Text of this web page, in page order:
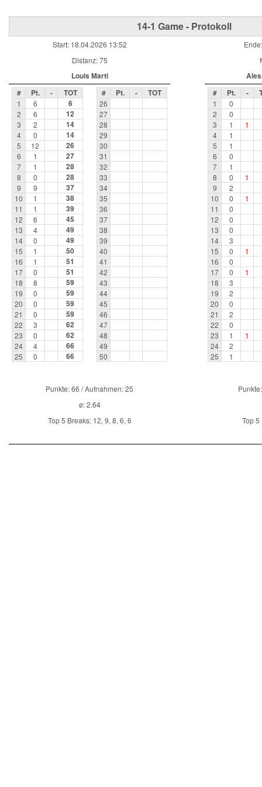
14-1 Game - Protokoll
Start: 18.04.2026 13:52
Distanz: 75
Louis Marti
#
Pt. - TOT
1 6 6
2 6 12
3 2 14
4 0 14
5 12 26
6 1 27
7 1 28
8 0 28
9 9 37
10 1 38
11 1 39
12 6 45
13 4 49
14 0 49
15 1 50
16 1 51
17 0 51
18 8 59
19 0 59
20 0 59
21 0 59
22 3 62
23 0 62
24 4 66
25 0 66
# Pt. - TOT
26
27
28
29
30
31
32
33
34
35
36
37
38
39
40
41
42
43
44
45
46
47
48
49
50
# Pt. -
1
0
2
0
3
1
1
4
1
5
1
6
0
7
1
8
0
1
9
2
10
0
1
11
0
12
0
13
0
14
3
15
0
1
16
0
17
0
1
18
3
19
2
20
0
21
2
22 0
23 1 1
24 2
25 1
Punkte: 66 / Aufnahmen: 25
ø: 2.64
Top 5 Breaks: 12, 9, 8, 6, 6
Top 5